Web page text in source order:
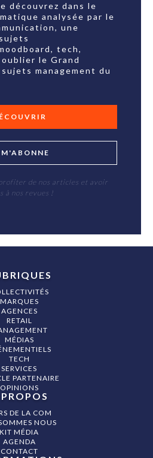
découvrez dans le
analysée par le
une
tech,
le Grand
management du
M'ABONNE
de nos articles et avoir
à nos revues !
MARQUES
AGENCES
RETAIL
MÉDIAS
TECH
SERVICES
PARTENAIRE
OPINIONS
DE LA COM
NOUS
KIT MÉDIA
AGENDA
CONTACT